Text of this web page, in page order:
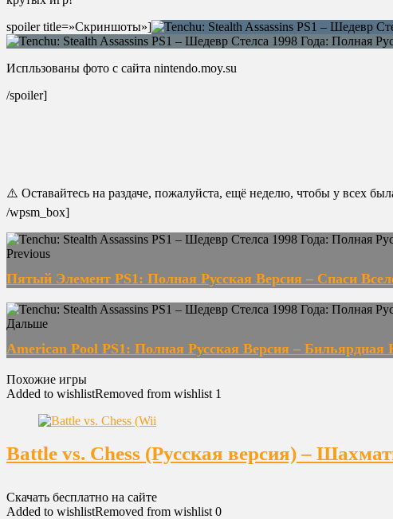
spoiler title=»Скриншоты»]
Испльзованы фото с сайта nintendo.moy.su
/spoiler]
⚠️ Оставайтесь на раздаче, пожалуйста, ещё неделю, чтобы у всех
/wpsm_box]
Previous
Пятый Элемент PS1: Полная Русская Версия – Спаси
Дальше
American Pool PS1: Полная Русская Версия – Бильярдная
Похожие игры
Added to wishlistRemoved from wishlist 1
Battle vs. Chess (Русская версия) –
Скачать бесплатно на сайте
Added to wishlistRemoved from wishlist 0